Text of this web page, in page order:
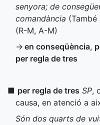
senyora; de
comandància
(R-M, A-M)
→ en conseqüència,
per regla de tres
■ per regla de tres SP,
causa, en atenció a
Són dos quarts de